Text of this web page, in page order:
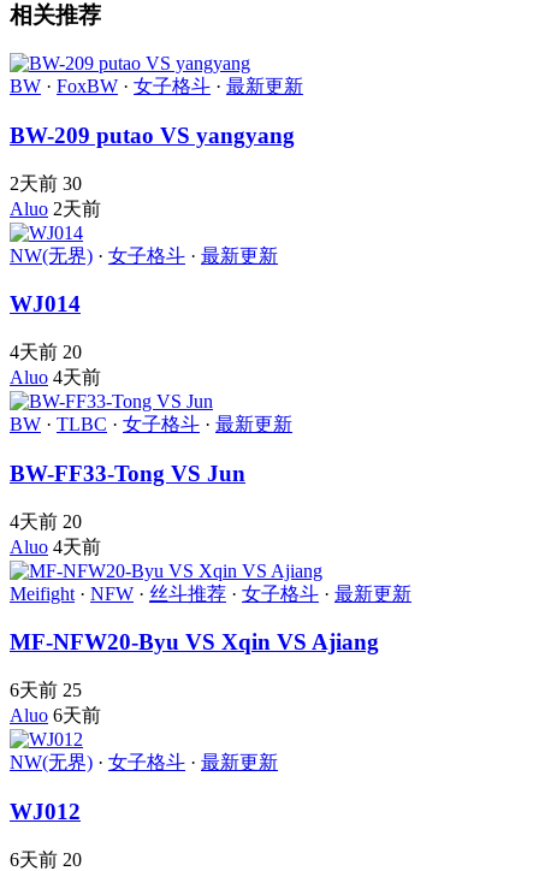
相关推荐
BW · FoxBW · 女子格斗 · 最新更新
BW-209 putao VS yangyang
2天前 30
Aluo 2天前
NW(无界) · 女子格斗 · 最新更新
WJ014
4天前 20
Aluo 4天前
BW · TLBC · 女子格斗 · 最新更新
BW-FF33-Tong VS Jun
4天前 20
Aluo 4天前
Meifight · NFW · 丝斗推荐 · 女子格斗 · 最新更新
MF-NFW20-Byu VS Xqin VS Ajiang
6天前 25
Aluo 6天前
NW(无界) · 女子格斗 · 最新更新
WJ012
6天前 20